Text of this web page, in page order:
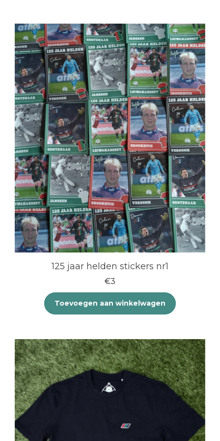
125 jaar helden stickers nr1
€3
Toevoegen aan winkelwagen